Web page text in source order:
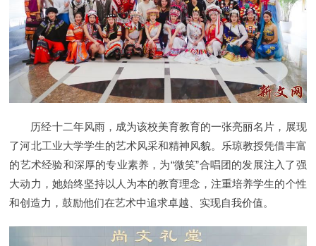
历经十二年风雨，成为该校美育教育的一张亮丽名片，展现
了河北工业大学学生的艺术风采和精神风貌。乐琼教授凭借丰富
的艺术经验和深厚的专业素养，为“微笑”合唱团的发展注入了强
大动力，她始终坚持以人为本的教育理念，注重培养学生的个性
和创造力，鼓励他们在艺术中追求卓越、实现自我价值。